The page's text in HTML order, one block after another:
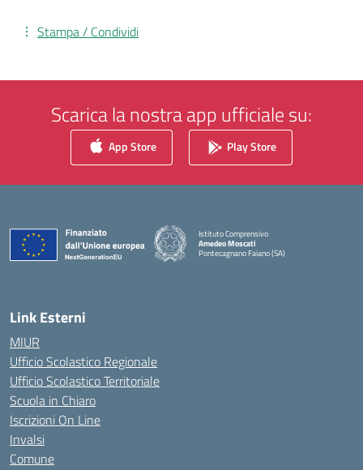
Stampa / Condividi
Scarica la nostra app ufficiale su:
App Store Play Store
Istituto Comprensivo
Amedeo Moscati
Pontecagnano Faiano (SA)
— Visita la pagina iniziale della scuola
Link Esterni
MIUR
Ufficio Scolastico Regionale
Ufficio Scolastico Territoriale
Scuola in Chiaro
Iscrizioni On Line
Invalsi
Comune